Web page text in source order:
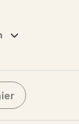
vous